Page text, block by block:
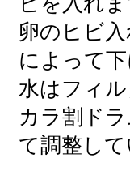
卵のヒビ
によって
水はフィ
カラ割ド
て調整し